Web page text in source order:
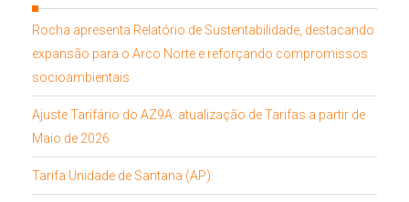
Rocha apresenta Relatório de Sustentabilidade, destacando
expansão para o Arco Norte e reforçando compromissos
socioambientais
Ajuste Tarifário do AZ9A: atualização de Tarifas a partir de
Maio de 2026
Tarifa Unidade de Santana (AP)